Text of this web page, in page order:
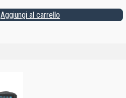
Aggiungi al carrello